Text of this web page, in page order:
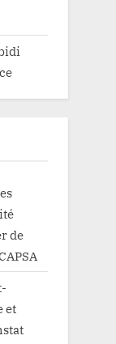
de
et